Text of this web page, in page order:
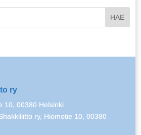
ry
10, 00380 Helsinki
ry, Hiomotie 10, 00380